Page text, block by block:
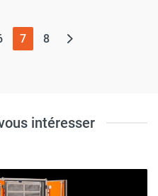
7(page actuelle)
8
intéresser